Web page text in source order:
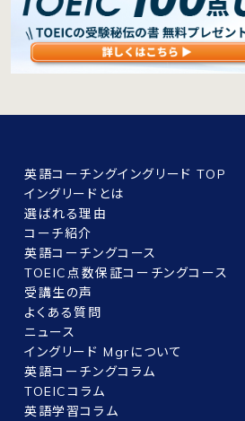
英語コーチングイングリード TOP
イングリードとは
選ばれる理由
コーチ紹介
英語コーチングコース
TOEIC点数保証コーチングコース
受講生の声
よくある質問
ニュース
イングリード Mgrについて
英語コーチングコラム
TOEICコラム
英語学習コラム